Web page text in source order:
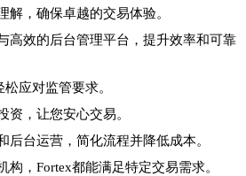
解，确保卓越的交易体验。
高效的后台管理平台，提升效率和可靠
应对监管要求。
资，让您安心交易。
后台运营，简化流程并降低成本。
构，Fortex都能满足特定交易需求。